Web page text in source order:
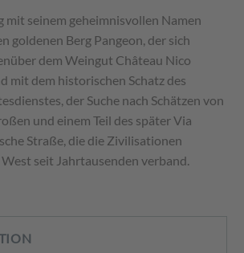
mit seinem geheimnisvollen Namen
goldenen Berg Pangeon, der sich
dem Weingut Château Nico
mit dem historischen Schatz des
der Suche nach Schätzen von
und einem Teil des später Via
Straße, die die Zivilisationen
seit Jahrtausenden verband.